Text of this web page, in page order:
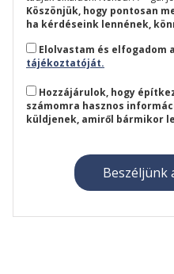
Köszönjük, hogy pontosan
ha kérdéseink lennének,
Elolvastam és elfogadom
tájékoztatóját.
Hozzájárulok, hogy
számomra hasznos
küldjenek, amiről bármikor